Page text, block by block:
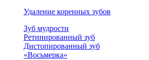
Удаление коренных зубов
Зуб мудрости
Ретинированный зуб
Дистопированный зуб
«Восьмерка»